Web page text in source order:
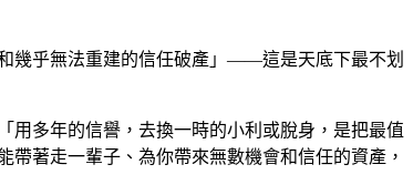
幾乎無法重建的信任破產」——這是天底下最不划
多年的信譽，去換一時的小利或脫身，是把最值
著走一輩子、為你帶來無數機會和信任的資產，